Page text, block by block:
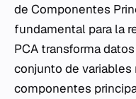
de Componentes
fundamental para la
PCA transforma
conjunto de
componentes